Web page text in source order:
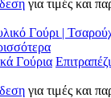
για τιμές και
Γούρια
για τιμές και